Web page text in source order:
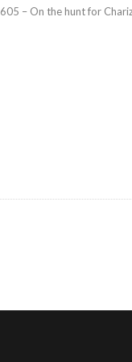
605 – On the hunt for